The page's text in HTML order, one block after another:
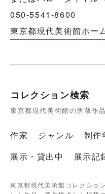
050-5541-8600
東京都現代美術館ホー
コレクション検索
東京都現代美術館の所蔵作
作家 ジャンル 制作
展示・貸出中
展示記
東京都現代美術館コレクショ